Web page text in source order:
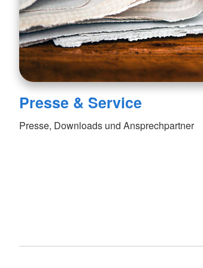
Presse & Service
Presse, Downloads und Ansprechpartner